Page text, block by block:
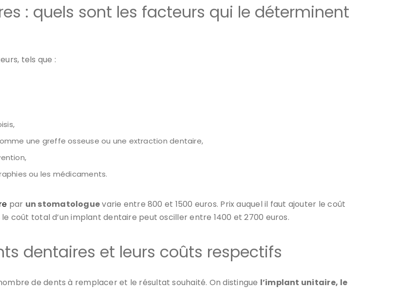
: quels sont les facteurs qui le déterminent
tels que :
une greffe osseuse ou une extraction dentaire,
ou les médicaments.
par un stomatologuevarie entre 800 et 1500 euros. Prix auquel il faut ajouter le coût
coût total d’un implant dentaire peut osciller entre 1400 et 2700 euros.
dentaires et leurs coûts respectifs
de dents à remplacer et le résultat souhaité. On distingue l’implant unitaire, le